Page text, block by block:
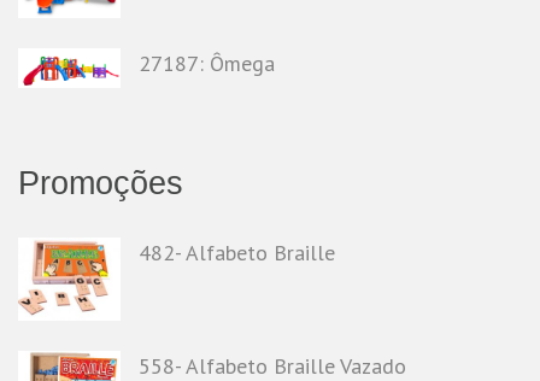
27187: Ômega
Promoções
482- Alfabeto Braille
558- Alfabeto Braille Vazado